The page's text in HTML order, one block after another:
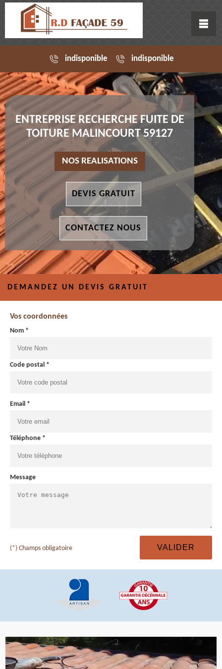
indisponible indisponible
ENTREPRISE RECHERCHE FUITE DE
TOITURE MALINCOURT 59127
NOS REALISATIONS
DEVIS GRATUIT
CONTACTEZ NOUS
DEMANDEZ UN DEVIS GRATUIT
Vos coordonnées
Nom *
Code postal *
Email *
Téléphone *
Message
(*) Champs obligatoire